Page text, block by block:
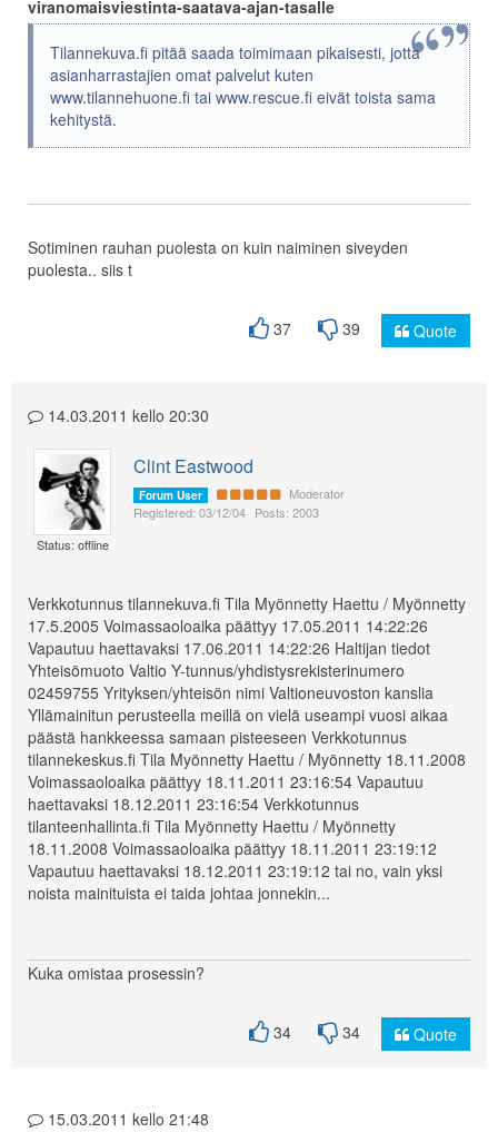
viranomaisviestinta-saatava-ajan-tasalle
Tilannekuva.fi pitää saada toimimaan pikaisesti, jotta
asianharrastajien omat palvelut kuten
www.tilannehuone.fi tai www.rescue.fi eivät toista sama
kehitystä.
Sotiminen rauhan puolesta on kuin naiminen siveyden
puolesta.. siis t
37 39 Quote
14.03.2011 kello 20:30
Status: offline
Clint Eastwood
Forum User
Moderator
Registered: 03/12/04 Posts: 2003
Verkkotunnus tilannekuva.fi Tila Myönnetty Haettu / Myönnetty
17.5.2005 Voimassaoloaika päättyy 17.05.2011 14:22:26
Vapautuu haettavaksi 17.06.2011 14:22:26 Haltijan tiedot
Yhteisömuoto Valtio Y-tunnus/yhdistysrekisterinumero
02459755 Yrityksen/yhteisön nimi Valtioneuvoston kanslia
Yllämainitun perusteella meillä on vielä useampi vuosi aikaa
päästä hankkeessa samaan pisteeseen Verkkotunnus
tilannekeskus.fi Tila Myönnetty Haettu / Myönnetty 18.11.2008
Voimassaoloaika päättyy 18.11.2011 23:16:54 Vapautuu
haettavaksi 18.12.2011 23:16:54 Verkkotunnus
tilanteenhallinta.fi Tila Myönnetty Haettu / Myönnetty
18.11.2008 Voimassaoloaika päättyy 18.11.2011 23:19:12
Vapautuu haettavaksi 18.12.2011 23:19:12 tai no, vain yksi
noista mainituista ei taida johtaa jonnekin...
Kuka omistaa prosessin?
34 34 Quote
15.03.2011 kello 21:48